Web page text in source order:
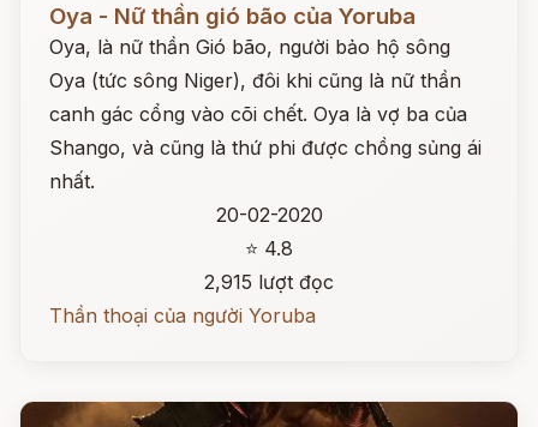
Oya - Nữ thần gió bão của Yoruba
Oya, là nữ thần Gió bão, người bảo hộ sông
Oya (tức sông Niger), đôi khi cũng là nữ thần
canh gác cổng vào cõi chết. Oya là vợ ba của
Shango, và cũng là thứ phi được chồng sủng ái
nhất.
20-02-2020
⭐ 4.8
2,915 lượt đọc
Thần thoại của người Yoruba